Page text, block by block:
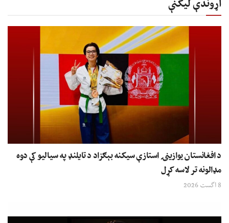
اړوندې لیکنې
د افغانستان یوازینۍ استازې سیکنه بېګزاد د تایلنډ په سیالیو کې دوه
مډالونه تر لاسه کړل
8 اگست 2026